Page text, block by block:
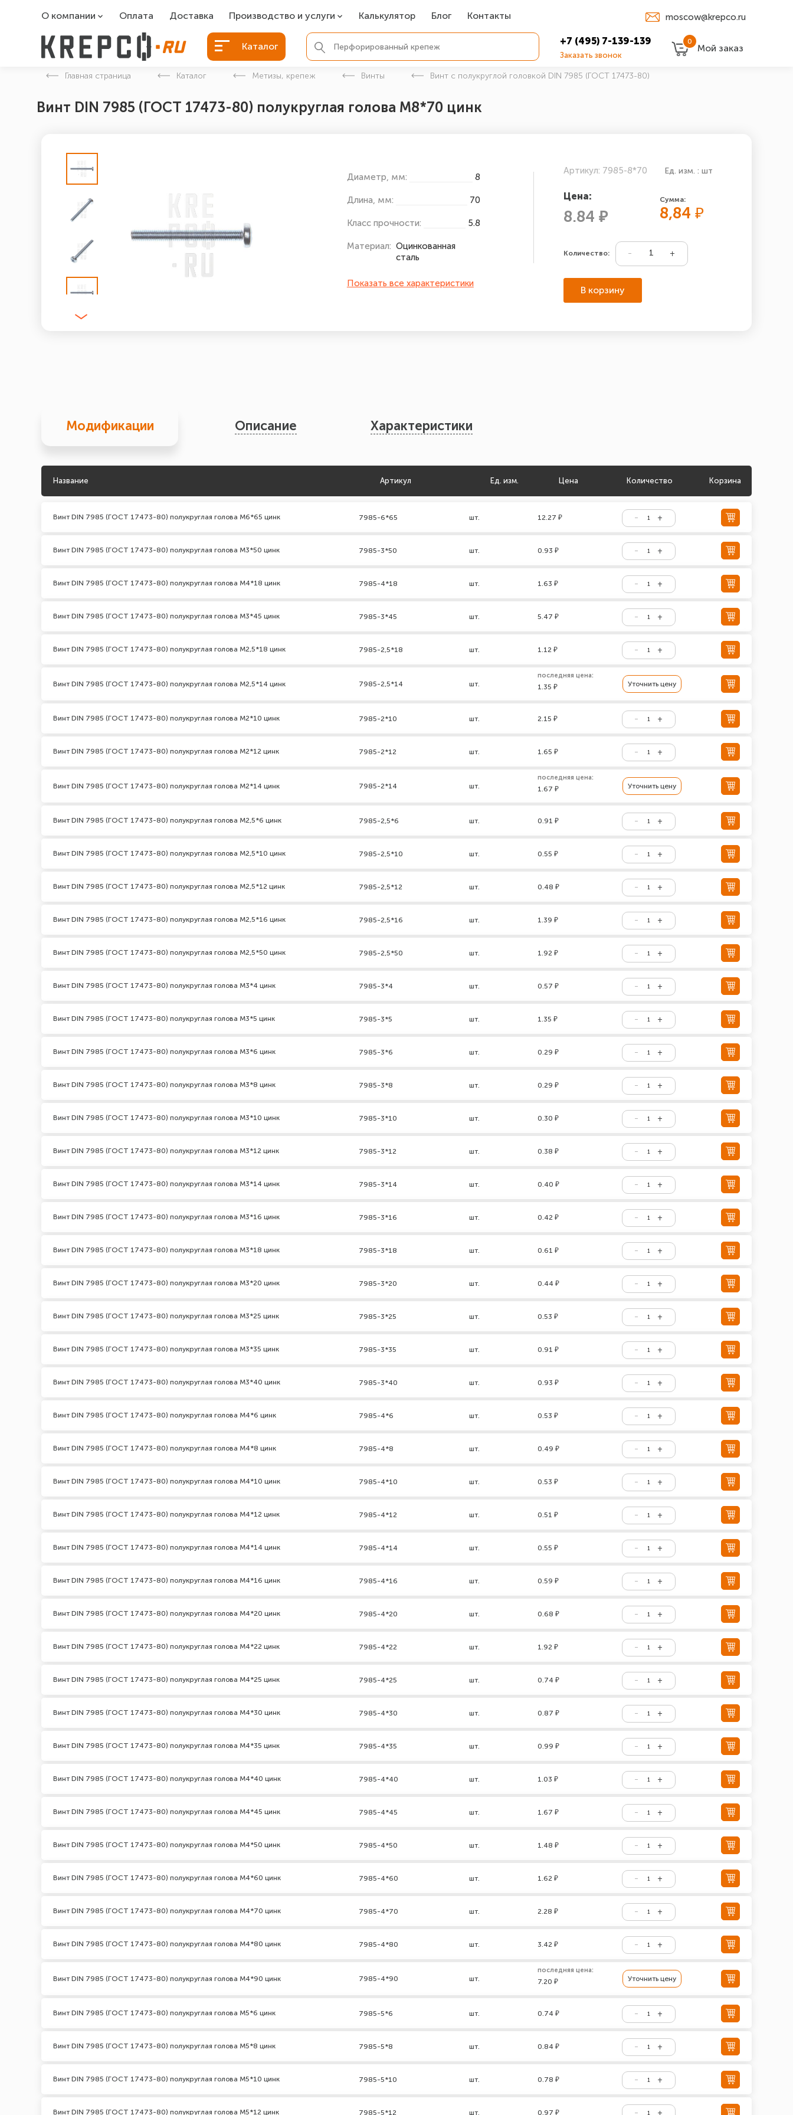
О компании
О компании
Оплата Доставка Производство и услуги
Болты БСР
Болты для фундамента
Закладные детали
Калькулятор Блог Контакты moscow@krepco.ru
Каталог +7 (495) 7-139-139
Заказать звонок
0
Мой заказ
Главная страница Каталог Метизы, крепеж Винты Винт с полукруглой головкой DIN 7985 (ГОСТ 17473-80)
Винт DIN 7985 (ГОСТ 17473-80) полукруглая голова М8*70 цинк
Диаметр, мм: 8
Длина, мм: 70
Класс прочности: 5.8
Материал: Оцинкованная
сталь
Показать все характеристики
Артикул: 7985-8*70 Ед. изм. : шт
Цена:
8.84 ₽
Сумма:
8,84₽
Количество:
В корзину
Модификации Описание Характеристики
Название Артикул Ед. изм. Цена Количество Корзина
Винт DIN 7985 (ГОСТ 17473-80) полукруглая голова М6*65 цинк 7985-6*65 шт. 12.27 ₽
Винт DIN 7985 (ГОСТ 17473-80) полукруглая голова М3*50 цинк 7985-3*50 шт. 0.93 ₽
Винт DIN 7985 (ГОСТ 17473-80) полукруглая голова М4*18 цинк 7985-4*18 шт. 1.63 ₽
Винт DIN 7985 (ГОСТ 17473-80) полукруглая голова М3*45 цинк 7985-3*45 шт. 5.47 ₽
Винт DIN 7985 (ГОСТ 17473-80) полукруглая голова М2,5*18 цинк 7985-2,5*18 шт. 1.12 ₽
Винт DIN 7985 (ГОСТ 17473-80) полукруглая голова М2,5*14 цинк 7985-2,5*14 шт.
последняя цена:
1.35 ₽ Уточнить цену
Винт DIN 7985 (ГОСТ 17473-80) полукруглая голова М2*10 цинк 7985-2*10 шт. 2.15 ₽
Винт DIN 7985 (ГОСТ 17473-80) полукруглая голова М2*12 цинк 7985-2*12 шт. 1.65 ₽
Винт DIN 7985 (ГОСТ 17473-80) полукруглая голова М2*14 цинк 7985-2*14 шт.
последняя цена:
1.67 ₽ Уточнить цену
Винт DIN 7985 (ГОСТ 17473-80) полукруглая голова М2,5*6 цинк 7985-2,5*6 шт. 0.91 ₽
Винт DIN 7985 (ГОСТ 17473-80) полукруглая голова М2,5*10 цинк 7985-2,5*10 шт. 0.55 ₽
Винт DIN 7985 (ГОСТ 17473-80) полукруглая голова М2,5*12 цинк 7985-2,5*12 шт. 0.48 ₽
Винт DIN 7985 (ГОСТ 17473-80) полукруглая голова М2,5*16 цинк 7985-2,5*16 шт. 1.39 ₽
Винт DIN 7985 (ГОСТ 17473-80) полукруглая голова М2,5*50 цинк 7985-2,5*50 шт. 1.92 ₽
Винт DIN 7985 (ГОСТ 17473-80) полукруглая голова М3*4 цинк 7985-3*4 шт. 0.57 ₽
Винт DIN 7985 (ГОСТ 17473-80) полукруглая голова М3*5 цинк 7985-3*5 шт. 1.35 ₽
Винт DIN 7985 (ГОСТ 17473-80) полукруглая голова М3*6 цинк 7985-3*6 шт. 0.29 ₽
Винт DIN 7985 (ГОСТ 17473-80) полукруглая голова М3*8 цинк 7985-3*8 шт. 0.29 ₽
Винт DIN 7985 (ГОСТ 17473-80) полукруглая голова М3*10 цинк 7985-3*10 шт. 0.30 ₽
Винт DIN 7985 (ГОСТ 17473-80) полукруглая голова М3*12 цинк 7985-3*12 шт. 0.38 ₽
Винт DIN 7985 (ГОСТ 17473-80) полукруглая голова М3*14 цинк 7985-3*14 шт. 0.40 ₽
Винт DIN 7985 (ГОСТ 17473-80) полукруглая голова М3*16 цинк 7985-3*16 шт. 0.42 ₽
Винт DIN 7985 (ГОСТ 17473-80) полукруглая голова М3*18 цинк 7985-3*18 шт. 0.61 ₽
Винт DIN 7985 (ГОСТ 17473-80) полукруглая голова М3*20 цинк 7985-3*20 шт. 0.44 ₽
Винт DIN 7985 (ГОСТ 17473-80) полукруглая голова М3*25 цинк 7985-3*25 шт. 0.53 ₽
Винт DIN 7985 (ГОСТ 17473-80) полукруглая голова М3*35 цинк 7985-3*35 шт. 0.91 ₽
Винт DIN 7985 (ГОСТ 17473-80) полукруглая голова М3*40 цинк 7985-3*40 шт. 0.93 ₽
Винт DIN 7985 (ГОСТ 17473-80) полукруглая голова М4*6 цинк 7985-4*6 шт. 0.53 ₽
Винт DIN 7985 (ГОСТ 17473-80) полукруглая голова М4*8 цинк 7985-4*8 шт. 0.49 ₽
Винт DIN 7985 (ГОСТ 17473-80) полукруглая голова М4*10 цинк 7985-4*10 шт. 0.53 ₽
Винт DIN 7985 (ГОСТ 17473-80) полукруглая голова М4*12 цинк 7985-4*12 шт. 0.51 ₽
Винт DIN 7985 (ГОСТ 17473-80) полукруглая голова М4*14 цинк 7985-4*14 шт. 0.55 ₽
Винт DIN 7985 (ГОСТ 17473-80) полукруглая голова М4*16 цинк 7985-4*16 шт. 0.59 ₽
Винт DIN 7985 (ГОСТ 17473-80) полукруглая голова М4*20 цинк 7985-4*20 шт. 0.68 ₽
Винт DIN 7985 (ГОСТ 17473-80) полукруглая голова М4*22 цинк 7985-4*22 шт. 1.92 ₽
Винт DIN 7985 (ГОСТ 17473-80) полукруглая голова М4*25 цинк 7985-4*25 шт. 0.74 ₽
Винт DIN 7985 (ГОСТ 17473-80) полукруглая голова М4*30 цинк 7985-4*30 шт. 0.87 ₽
Винт DIN 7985 (ГОСТ 17473-80) полукруглая голова М4*35 цинк 7985-4*35 шт. 0.99 ₽
Винт DIN 7985 (ГОСТ 17473-80) полукруглая голова М4*40 цинк 7985-4*40 шт. 1.03 ₽
Винт DIN 7985 (ГОСТ 17473-80) полукруглая голова М4*45 цинк 7985-4*45 шт. 1.67 ₽
Винт DIN 7985 (ГОСТ 17473-80) полукруглая голова М4*50 цинк 7985-4*50 шт. 1.48 ₽
Винт DIN 7985 (ГОСТ 17473-80) полукруглая голова М4*60 цинк 7985-4*60 шт. 1.62 ₽
Винт DIN 7985 (ГОСТ 17473-80) полукруглая голова М4*70 цинк 7985-4*70 шт. 2.28 ₽
Винт DIN 7985 (ГОСТ 17473-80) полукруглая голова М4*80 цинк 7985-4*80 шт. 3.42 ₽
Винт DIN 7985 (ГОСТ 17473-80) полукруглая голова М4*90 цинк 7985-4*90 шт.
последняя цена:
7.20 ₽ Уточнить цену
Винт DIN 7985 (ГОСТ 17473-80) полукруглая голова М5*6 цинк 7985-5*6 шт. 0.74 ₽
Винт DIN 7985 (ГОСТ 17473-80) полукруглая голова М5*8 цинк 7985-5*8 шт. 0.84 ₽
Винт DIN 7985 (ГОСТ 17473-80) полукруглая голова М5*10 цинк 7985-5*10 шт. 0.78 ₽
Винт DIN 7985 (ГОСТ 17473-80) полукруглая голова М5*12 цинк 7985-5*12 шт. 0.97 ₽